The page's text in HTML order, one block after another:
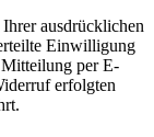
ausdrücklichen
Einwilligung
per E-
erfolgten